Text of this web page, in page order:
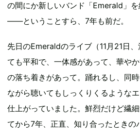
の間にか新しいバンド「Emerald」を
――ということすら、7年も前だ。
先日のEmeraldのライブ（11月21日
ても平和で、一体感があって、華や
の落ち着きがあって。踊れるし、同
ながら聴いてもしっくりくるような
仕上がっていました。鮮烈だけど繊
てから7年、正直、知り合ったときの